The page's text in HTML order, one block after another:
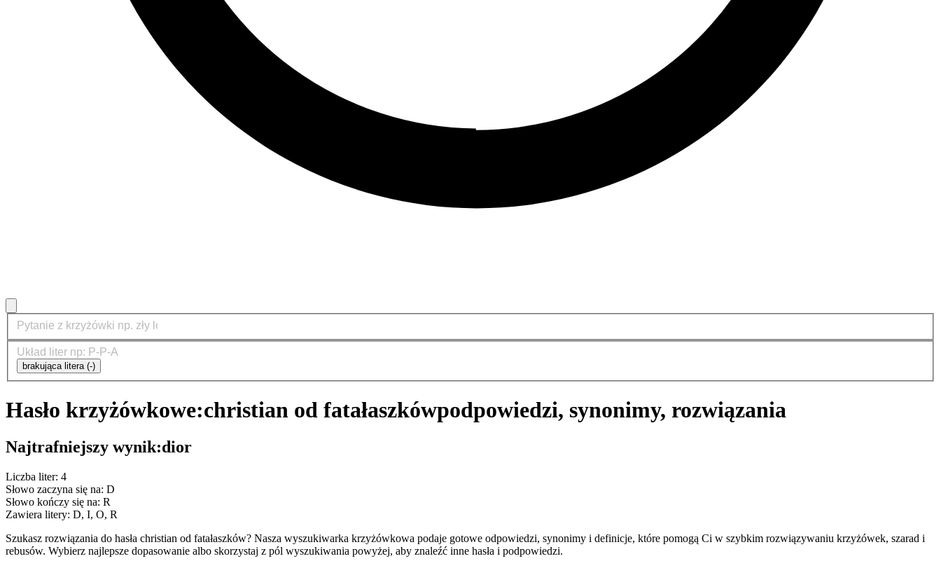
brakująca litera (-)
Hasło krzyżówkowe:christian od fatałaszkówpodpowiedzi, synonimy, rozwiązania
Najtrafniejszy wynik:dior
Liczba liter: 4
Słowo zaczyna się na: D
Słowo kończy się na: R
Zawiera litery: D, I, O, R
Szukasz rozwiązania do hasła christian od fatałaszków? Nasza wyszukiwarka krzyżówkowa podaje gotowe odpowiedzi, synonimy i definicje, które pomogą Ci w szybkim rozwiązywaniu krzyżówek, szarad i
rebusów. Wybierz najlepsze dopasowanie albo skorzystaj z pól wyszukiwania powyżej, aby znaleźć inne hasła i podpowiedzi.